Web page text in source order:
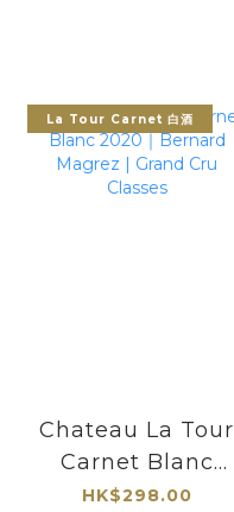
La Tour Carnet 白酒
Chateau La Tour
Carnet Blanc
2020｜Bernard
HK$298.00